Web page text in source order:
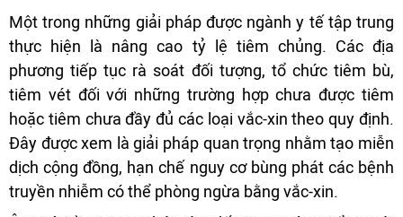
Một trong những giải pháp được ngành y tế tập trung
thực hiện là nâng cao tỷ lệ tiêm chủng. Các địa
phương tiếp tục rà soát đối tượng, tổ chức tiêm bù,
tiêm vét đối với những trường hợp chưa được tiêm
hoặc tiêm chưa đầy đủ các loại vắc-xin theo quy định.
Đây được xem là giải pháp quan trọng nhằm tạo miễn
dịch cộng đồng, hạn chế nguy cơ bùng phát các bệnh
truyền nhiễm có thể phòng ngừa bằng vắc-xin.